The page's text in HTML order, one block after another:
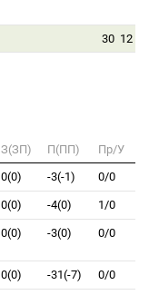
30 12
З(ЗП) П(ПП)
Пр/У
0(0) -3(-1) 0/0
0(0) -4(0) 1/0
0(0) -3(0) 0/0
0(0) -31(-7) 0/0